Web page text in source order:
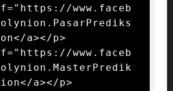
www.faceb
a></p>
www.faceb
a></p>